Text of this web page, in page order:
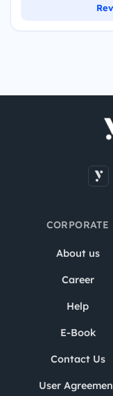
CORPORATE
About us
Career
Help
E-Book
Contact Us
User